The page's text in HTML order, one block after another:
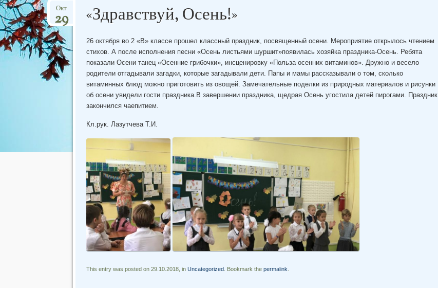
«Здравствуй, Осень!»
Окт
29
26 октября во 2 «В» классе прошел классный праздник, посвященный осени. Мероприятие открылось чтением
стихов. А после исполнения песни «Осень листьями шуршит»появилась хозяйка праздника-Осень. Ребята
показали Осени танец «Осенние грибочки», инсценировку «Польза осенних витаминов». Дружно и весело
родители отгадывали загадки, которые загадывали дети. Папы и мамы рассказывали о том, сколько
витаминных блюд можно приготовить из овощей. Замечательные поделки из природных материалов и рисунки
об осени увидели гости праздника.В завершении праздника, щедрая Осень угостила детей пирогами. Праздник
закончился чаепитием.
Кл.рук. Лазутчева Т.И.
This entry was posted on 29.10.2018, in Uncategorized . Bookmark the permalink